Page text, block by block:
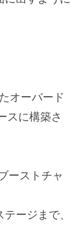
オーバード
スに構築さ
ーストチャ
ージまで、